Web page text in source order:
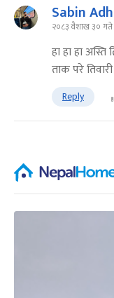
Sabin
२०८३ वैशाख ३० गते
हा हा हा
ताक परे तिवारी
Reply